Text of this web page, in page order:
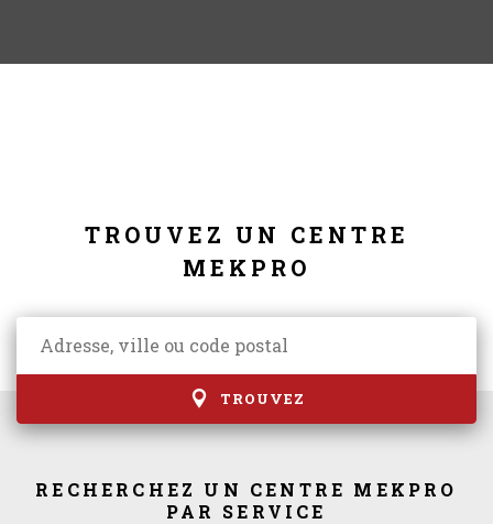
TROUVEZ UN CENTRE
MEKPRO
TROUVEZ
RECHERCHEZ UN CENTRE MEKPRO
PAR SERVICE